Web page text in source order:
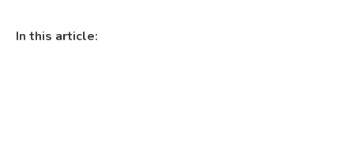
In this article: